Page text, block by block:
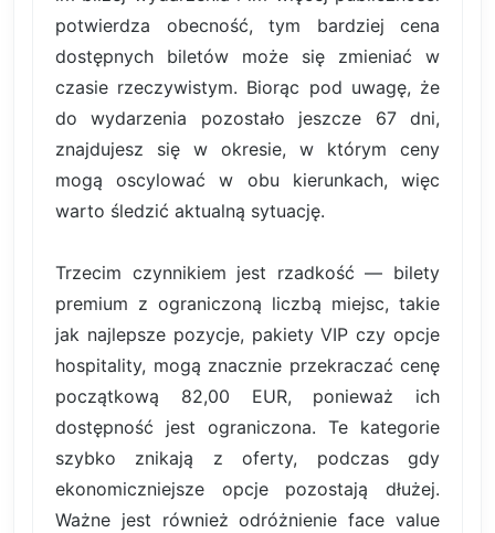
potwierdza obecność, tym bardziej cena
dostępnych biletów może się zmieniać w
czasie rzeczywistym. Biorąc pod uwagę, że
do wydarzenia pozostało jeszcze 67 dni,
znajdujesz się w okresie, w którym ceny
mogą oscylować w obu kierunkach, więc
warto śledzić aktualną sytuację.
Trzecim czynnikiem jest rzadkość — bilety
premium z ograniczoną liczbą miejsc, takie
jak najlepsze pozycje, pakiety VIP czy opcje
hospitality, mogą znacznie przekraczać cenę
początkową 82,00 EUR, ponieważ ich
dostępność jest ograniczona. Te kategorie
szybko znikają z oferty, podczas gdy
ekonomiczniejsze opcje pozostają dłużej.
Ważne jest również odróżnienie face value